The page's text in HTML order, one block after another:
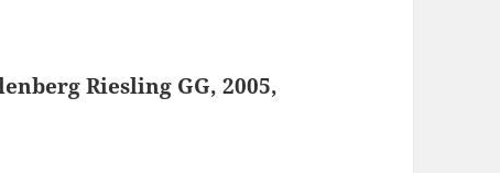
Riesling GG, 2005,